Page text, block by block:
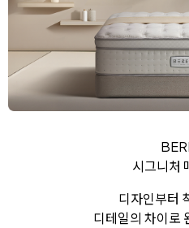
시그니처
디자인부터
디테일의 차이로